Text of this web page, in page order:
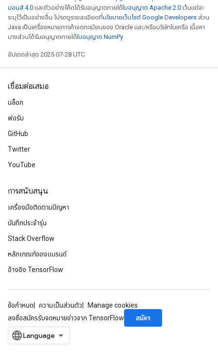
มอนส์ 4.0 และตัวอย่างโค้ดได้รับอนุญาตภายใต้ใบอนุญาต Apache 2.0 เว้นแต่จะ
ระบุไว้เป็นอย่างอื่น โปรดดูรายละเอียดที่นโยบายเว็บไซต์ Google Developers ส่วน
Java เป็นเครื่องหมายการค้าจดทะเบียนของ Oracle และ/หรือบริษัทในเครือ เนื้อหา
บางส่วนได้รับอนุญาตภายใต้ใบอนุญาต NumPy
อัปเดตล่าสุด 2025-07-28 UTC
เชื่อมต่อเสมอ
บล็อก
ฟอรัม
GitHub
Twitter
YouTube
การสนับสนุน
เครื่องมือติดตามปัญหา
บันทึกประจำรุ่น
Stack Overflow
หลักเกณฑ์ของแบรนด์
อ้างอิง TensorFlow
ข้อกำหนด ความเป็นส่วนตัว
Manage cookies
ลงชื่อสมัครรับจดหมายข่าวจาก TensorFlow
สมัคร